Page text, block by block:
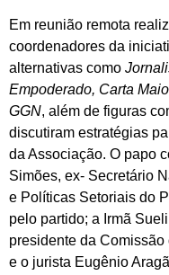
Em reunião remota
coordenadores da
alternativas como
Empoderado, Carta
GGN, além de figuras
discutiram estratégias
da Associação. O papo
Simões, ex- Secretário
e Políticas Setoriais do
pelo partido; a Irmã
presidente da
e o jurista Eugênio